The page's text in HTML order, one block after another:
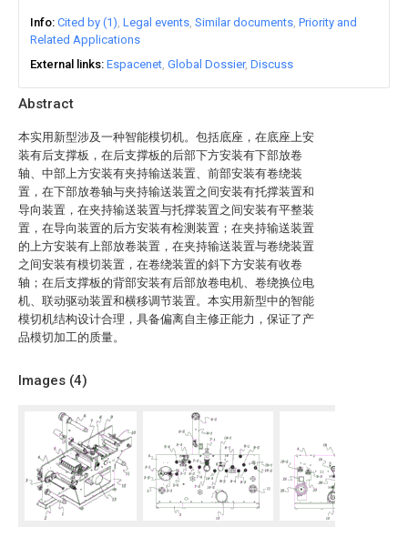
Abstract
本实用新型涉及一种智能模切机。包括底座，在底座上安
装有后支撑板，在后支撑板的后部下方安装有下部放卷
轴、中部上方安装有夹持输送装置、前部安装有卷绕装
置，在下部放卷轴与夹持输送装置之间安装有托撑装置和
导向装置，在夹持输送装置与托撑装置之间安装有平整装
置，在导向装置的后方安装有检测装置；在夹持输送装置
的上方安装有上部放卷装置，在夹持输送装置与卷绕装置
之间安装有模切装置，在卷绕装置的斜下方安装有收卷
轴；在后支撑板的背部安装有后部放卷电机、卷绕换位电
机、联动驱动装置和横移调节装置。本实用新型中的智能
模切机结构设计合理，具备偏离自主修正能力，保证了产
品模切加工的质量。
Images (4)
Info Cited by (1) Legal events Similar documents Priority and
Related Applications
External links Espacenet Global Dossier Discuss